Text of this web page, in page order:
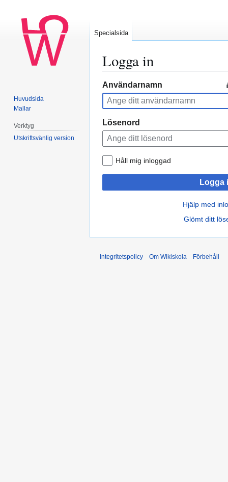
Logga in
Hoppa
till
navigering
Hoppa
till
sök
Användarnamn
Lösenord
Håll mig inloggad
Logga
Hjälp med
Glömt ditt
Specialsida
Huvudsida
Mallar
Verktyg
Utskriftsvänlig version
Integritetspolicy Om Wikiskola Förbehåll